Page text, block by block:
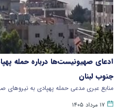
ادعای صهیونیست‌ها درباره حمله
جنوب لبنان
منابع عبری مدعی حمله پهپادی به
۱۷ مرداد ۱۴۰۵